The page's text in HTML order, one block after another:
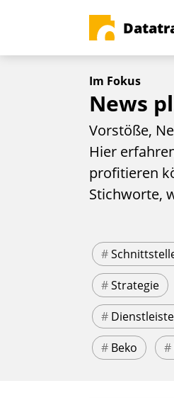
Im Fokus
News
Vorstöße,
Hier
profitieren
Stichworte,
#
#Strategie
#
# Beko #